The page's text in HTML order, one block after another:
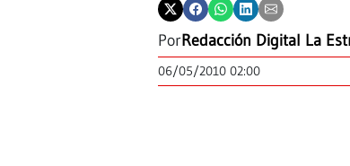
PorRedacción Digital La
06/05/2010 02:00